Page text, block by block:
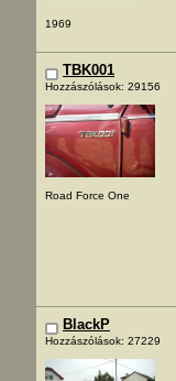
1969
TBK001
Hozzászólások: 29156
Road Force One
BlackP
Hozzászólások: 27229